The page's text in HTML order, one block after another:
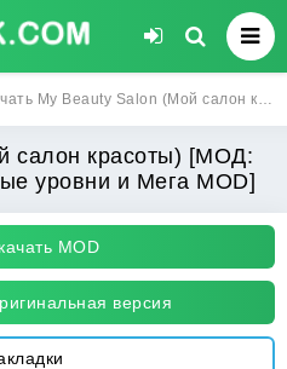
Salon (Мой салон красоты) [МОД: Много монет, Открытые уровни и Мега MOD] | Взлом My Beauty Salon на Андроид
салон красоты) [МОД:
уровни и Мега MOD]
MOD
версия